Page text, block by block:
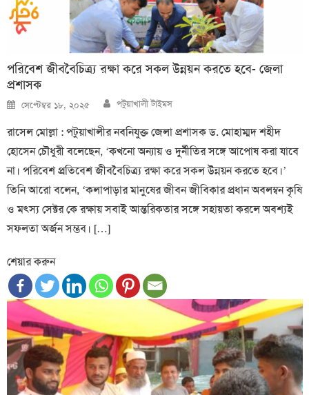
পরিবেশ জীববৈচিত্র্য রক্ষা করে সকল উন্নয়ন করতে হবে- জেলা
প্রশাসক
Posted
on
সেপ্টেম্বর ১৮, ২০২৫ Author
পটুয়াখালী টাইমস
রাসেল মোল্লা : পটুয়াখালীর নবনিযুক্ত জেলা প্রশাসক ড. মোহাম্মদ শহীদ
হোসেন চৌধুরী বলেছেন, ‘কখনো অন্যায় ও দুর্নীতির সঙ্গে আপোষ করা যাবে
না। পরিবেশ প্রতিবেশ জীববৈচিত্র্য রক্ষা করে সকল উন্নয়ন করতে হবে।’
তিনি আরো বলেন, ‘কলাপাড়ার মানুষের জীবন জীবিকার প্রধান অবলম্বন কৃষি
ও মৎস্য সেক্টর কে রক্ষায় সবাই আন্তরিকতার সঙ্গে সহায়তা করলে অবশ্যই
সফলতা অর্জন সম্ভব। […]
শেয়ার করুন